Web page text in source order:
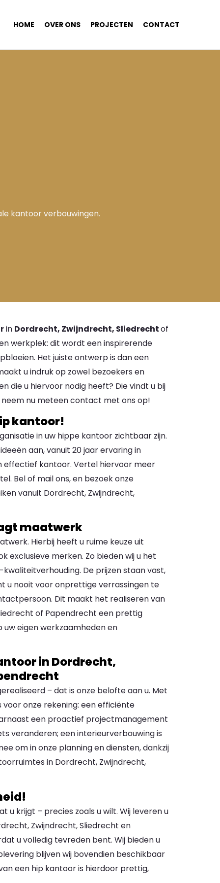
HOME OVER ONS PROJECTEN CONTACT
kantoor verbouwingen.
in Dordrecht, Zwijndrecht, Sliedrechtof
werkplek: dit wordt een inspirerende
Het juiste ontwerp is dan een
u indruk op zowel bezoekers en
die u hiervoor nodig heeft? Die vindt u bij
neem nu meteen contact met ons op!
kantoor!
in uw hippe kantoor zichtbaar zijn.
aan, vanuit 20 jaar ervaring in
effectief kantoor. Vertel hiervoor meer
Bel of mail ons, en bezoek onze
vanuit Dordrecht, Zwijndrecht,
maatwerk
Hierbij heeft u ruime keuze uit
exclusieve merken. Zo bieden wij u het
De prijzen staan vast,
u nooit voor onprettige verrassingen te
Dit maakt het realiseren van
of Papendrecht een prettig
eigen werkzaamheden en
in Dordrecht,
– dat is onze belofte aan u. Met
onze rekening: een efficiënte
een proactief projectmanagement
veranderen; een interieurverbouwing is
om in onze planning en diensten, dankzij
in Dordrecht, Zwijndrecht,
u krijgt – precies zoals u wilt. Wij leveren u
Zwijndrecht, Sliedrecht en
u volledig tevreden bent. Wij bieden u
blijven wij bovendien beschikbaar
een hip kantoor is hierdoor prettig,